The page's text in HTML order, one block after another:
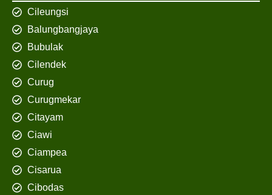
Cileungsi
Balungbangjaya
Bubulak
Cilendek
Curug
Curugmekar
Citayam
Ciawi
Ciampea
Cisarua
Cibodas